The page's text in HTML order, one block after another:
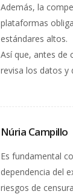
Además, la
plataformas
estándares altos.
Así que, antes de
revisa los datos y
Núria Campillo
Es fundamental
dependencia del
riesgos de